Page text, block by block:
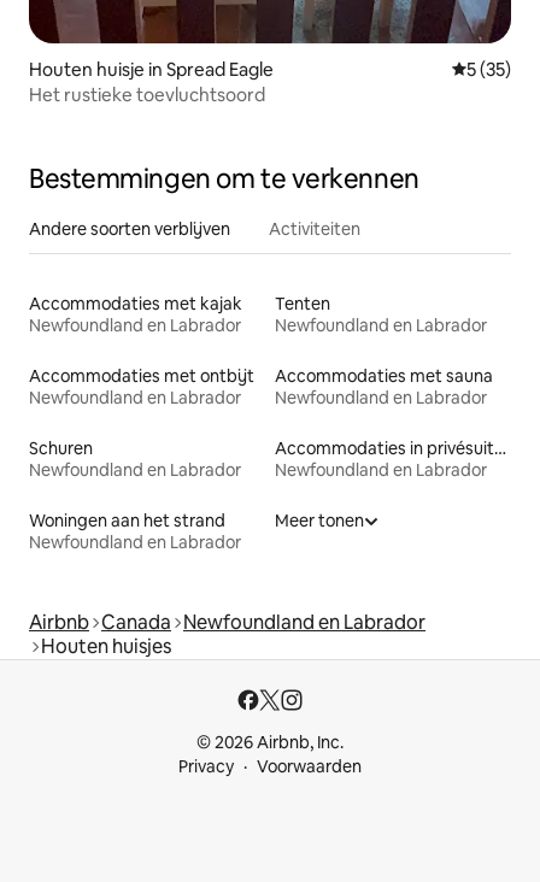
Houten huisje in Spread Eagle
5 (35)
Het rustieke toevluchtsoord
Bestemmingen om te verkennen
Andere soorten verblijven Activiteiten
Accommodaties met kajak
Newfoundland en Labrador
Tenten
Newfoundland en Labrador
Accommodaties met ontbijt
Newfoundland en Labrador
Accommodaties met sauna
Newfoundland en Labrador
Schuren
Newfoundland en Labrador
Accommodaties in privésuites
Newfoundland en Labrador
Woningen aan het strand
Newfoundland en Labrador
Meer tonen
Airbnb Canada Newfoundland en Labrador
Houten huisjes
© 2026 Airbnb, Inc.
Privacy
Voorwaarden